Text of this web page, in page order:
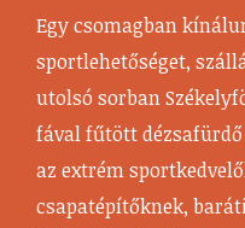
Egy csomagban
sportlehetőséget,
utolsó sorban
fával fűtött
az extrém
csapatépítőknek,